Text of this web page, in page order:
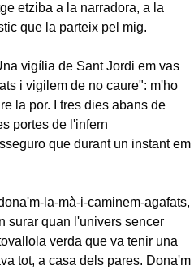
etziba a la narradora, a la
c que la parteix pel mig.
vigília de Sant Jordi em vas
i vigilem de no caure": m'ho
la por. I tres dies abans de
portes de l'infern
que durant un instant em
la-mà-i-caminem-agafats,
surar quan l'univers sencer
verda que va tenir una
tot, a casa dels pares. Dona'm